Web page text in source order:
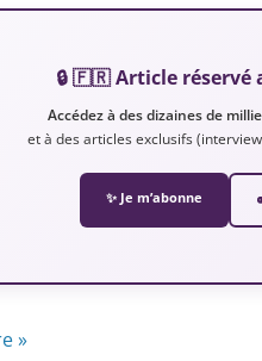
🔒 🇫🇷 Article réservé
Accédez à des dizaines de
et à des articles exclusifs
✨ Je m’abonne
»